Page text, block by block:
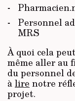
Personnel
MRS
À quoi cela
même aller au
du personnel
àlire notre
projet.